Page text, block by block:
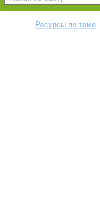
Ресурсы по теме